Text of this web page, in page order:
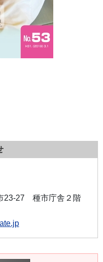
23-27 種市庁舎２階